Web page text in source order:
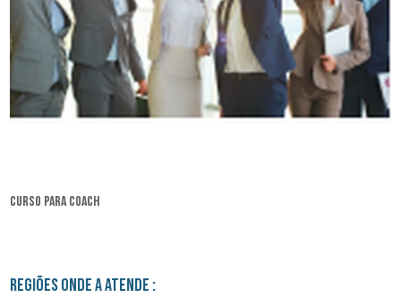
curso para coach
Regiões onde a atende :